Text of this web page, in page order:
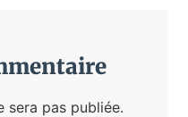
sera pas publiée.